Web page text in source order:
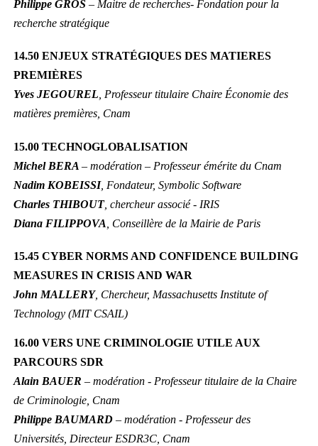
Philippe GROS – Maitre de recherches- Fondation pour la
recherche stratégique
14.50 ENJEUX STRATÉGIQUES DES MATIERES
PREMIÈRES
Yves JEGOUREL , Professeur titulaire Chaire Économie des
matières premières, Cnam
15.00 TECHNOGLOBALISATION
Michel BERA – modération – Professeur émérite du Cnam
Nadim KOBEISSI, Fondateur, Symbolic Software
Charles THIBOUT, chercheur associé - IRIS
Diana FILIPPOVA
, Conseillère de la Mairie de Paris
15.45 CYBER NORMS AND CONFIDENCE BUILDING
MEASURES IN CRISIS AND WAR
John MALLERY, Chercheur, Massachusetts Institute of
Technology (MIT CSAIL)
16.00 VERS UNE CRIMINOLOGIE UTILE AUX
PARCOURS SDR
Alain BAUER – modération - Professeur titulaire de la Chaire
de Criminologie, Cnam
Philippe BAUMARD – modération - Professeur des
Universités, Directeur ESDR3C, Cnam